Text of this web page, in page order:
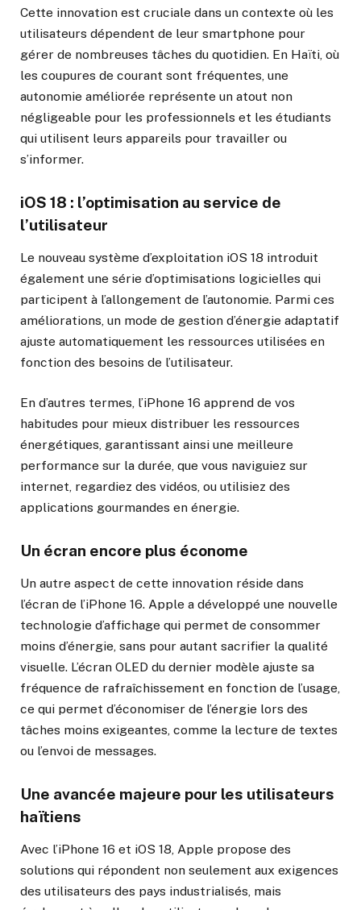
Cette innovation est cruciale dans un contexte où les
utilisateurs dépendent de leur smartphone pour
gérer de nombreuses tâches du quotidien. En Haïti, où
les coupures de courant sont fréquentes, une
autonomie améliorée représente un atout non
négligeable pour les professionnels et les étudiants
qui utilisent leurs appareils pour travailler ou
s’informer.
iOS 18 : l’optimisation au service de
l’utilisateur
Le nouveau système d’exploitation iOS 18 introduit
également une série d’optimisations logicielles qui
participent à l’allongement de l’autonomie. Parmi ces
améliorations, un mode de gestion d’énergie adaptatif
ajuste automatiquement les ressources utilisées en
fonction des besoins de l’utilisateur.
En d’autres termes, l’iPhone 16 apprend de vos
habitudes pour mieux distribuer les ressources
énergétiques, garantissant ainsi une meilleure
performance sur la durée, que vous naviguiez sur
internet, regardiez des vidéos, ou utilisiez des
applications gourmandes en énergie.
Un écran encore plus économe
Un autre aspect de cette innovation réside dans
l’écran de l’iPhone 16. Apple a développé une nouvelle
technologie d’affichage qui permet de consommer
moins d’énergie, sans pour autant sacrifier la qualité
visuelle. L’écran OLED du dernier modèle ajuste sa
fréquence de rafraîchissement en fonction de l’usage,
ce qui permet d’économiser de l’énergie lors des
tâches moins exigeantes, comme la lecture de textes
ou l’envoi de messages.
Une avancée majeure pour les utilisateurs
haïtiens
Avec l’iPhone 16 et iOS 18, Apple propose des
solutions qui répondent non seulement aux exigences
des utilisateurs des pays industrialisés, mais